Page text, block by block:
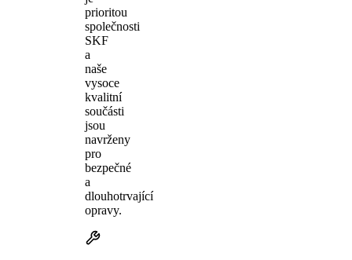
prioritou
společnosti
SKF
a
naše
vysoce
kvalitní
součásti
jsou
navrženy
pro
bezpečné
a
dlouhotrvající
opravy.